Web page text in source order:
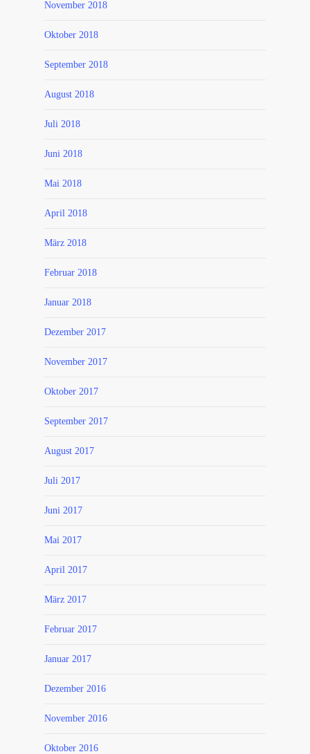
November 2018
Oktober 2018
September 2018
August 2018
Juli 2018
Juni 2018
Mai 2018
April 2018
März 2018
Februar 2018
Januar 2018
Dezember 2017
November 2017
Oktober 2017
September 2017
August 2017
Juli 2017
Juni 2017
Mai 2017
April 2017
März 2017
Februar 2017
Januar 2017
Dezember 2016
November 2016
Oktober 2016